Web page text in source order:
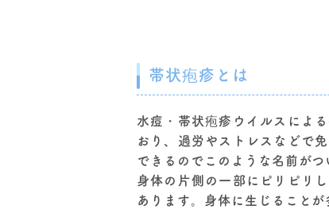
帯状疱疹とは
水痘・帯状疱疹ウイルスによ
おり、過労やストレスなどで
できるのでこのような名前がつ
身体の片側の一部にピリピリ
あります。身体に生じること